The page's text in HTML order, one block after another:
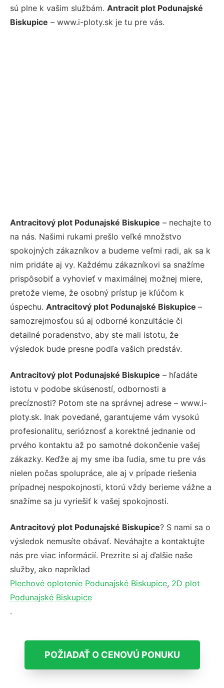
sú plne k vašim službám. Antracit plot Podunajské
Biskupice – www.i-ploty.sk je tu pre vás.
Antracitový plot Podunajské Biskupice – nechajte to
na nás. Našimi rukami prešlo veľké množstvo
spokojných zákazníkov a budeme veľmi radi, ak sa k
nim pridáte aj vy. Každému zákazníkovi sa snažíme
prispôsobiť a vyhovieť v maximálnej možnej miere,
pretože vieme, že osobný prístup je kľúčom k
úspechu. Antracitový plot Podunajské Biskupice –
samozrejmosťou sú aj odborné konzultácie či
detailné poradenstvo, aby ste mali istotu, že
výsledok bude presne podľa vašich predstáv.
Antracitový plot Podunajské Biskupice – hľadáte
istotu v podobe skúseností, odbornosti a
precíznosti? Potom ste na správnej adrese – www.i-
ploty.sk. Inak povedané, garantujeme vám vysokú
profesionalitu, serióznosť a korektné jednanie od
prvého kontaktu až po samotné dokončenie vašej
zákazky. Keďže aj my sme iba ľudia, sme tu pre vás
nielen počas spolupráce, ale aj v prípade riešenia
prípadnej nespokojnosti, ktorú vždy berieme vážne a
snažíme sa ju vyriešiť k vašej spokojnosti.
Antracitový plot Podunajské Biskupice? S nami sa o
výsledok nemusíte obávať. Neváhajte a kontaktujte
nás pre viac informácií. Prezrite si aj ďalšie naše
služby, ako napríklad
Plechové oplotenie Podunajské Biskupice, 2D plot
Podunajské Biskupice
.
POŽIADAŤ O CENOVÚ PONUKU